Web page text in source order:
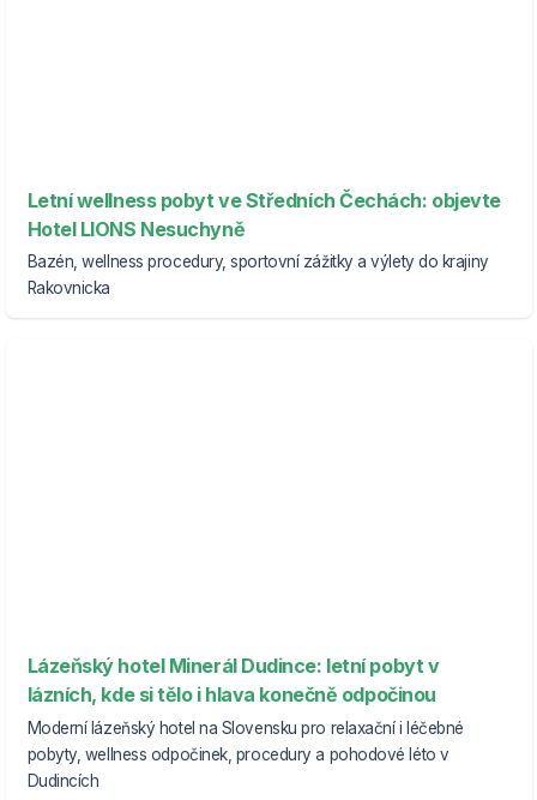
Letní wellness pobyt ve Středních Čechách: objevte
Hotel LIONS Nesuchyně
Bazén, wellness procedury, sportovní zážitky a výlety do krajiny
Rakovnicka
Lázeňský hotel Minerál Dudince: letní pobyt v
lázních, kde si tělo i hlava konečně odpočinou
Moderní lázeňský hotel na Slovensku pro relaxační i léčebné
pobyty, wellness odpočinek, procedury a pohodové léto v
Dudincích